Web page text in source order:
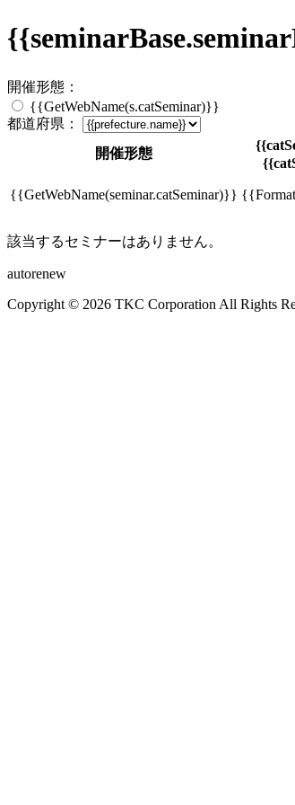
開催形態：
{{GetWebName(s.catSeminar)}}
都道府県：
開催形態
{{GetWebName(seminar.catSeminar)}}
該当するセミナーはありません。
autorenew
Copyright © 2026 TKC Corporation All Rights